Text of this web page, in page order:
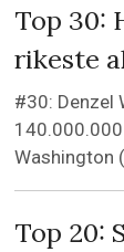
Top 30:
rikeste
#30: Denzel
Washington
Top 20: